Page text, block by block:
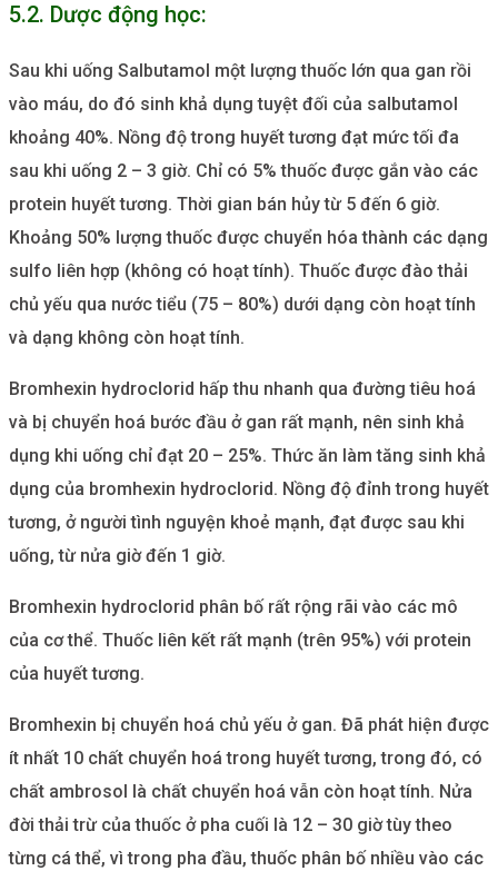
5.2. Dược động học:
Sau khi uống Salbutamol một lượng thuốc lớn qua gan rồi
vào máu, do đó sinh khả dụng tuyệt đối của salbutamol
khoảng 40%. Nồng độ trong huyết tương đạt mức tối đa
sau khi uống 2 – 3 giờ. Chỉ có 5% thuốc được gắn vào các
protein huyết tương. Thời gian bán hủy từ 5 đến 6 giờ.
Khoảng 50% lượng thuốc được chuyển hóa thành các dạng
sulfo liên hợp (không có hoạt tính). Thuốc được đào thải
chủ yếu qua nước tiểu (75 – 80%) dưới dạng còn hoạt tính
và dạng không còn hoạt tính.
Bromhexin hydroclorid hấp thu nhanh qua đường tiêu hoá
và bị chuyển hoá bước đầu ở gan rất mạnh, nên sinh khả
dụng khi uống chỉ đạt 20 – 25%. Thức ăn làm tăng sinh khả
dụng của bromhexin hydroclorid. Nồng độ đỉnh trong huyết
tương, ở người tình nguyện khoẻ mạnh, đạt được sau khi
uống, từ nửa giờ đến 1 giờ.
Bromhexin hydroclorid phân bố rất rộng rãi vào các mô
của cơ thể. Thuốc liên kết rất mạnh (trên 95%) với protein
của huyết tương.
Bromhexin bị chuyển hoá chủ yếu ở gan. Đã phát hiện được
ít nhất 10 chất chuyển hoá trong huyết tương, trong đó, có
chất ambrosol là chất chuyển hoá vẫn còn hoạt tính. Nửa
đời thải trừ của thuốc ở pha cuối là 12 – 30 giờ tùy theo
từng cá thể, vì trong pha đầu, thuốc phân bố nhiều vào các